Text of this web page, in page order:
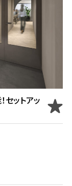
セットアッ